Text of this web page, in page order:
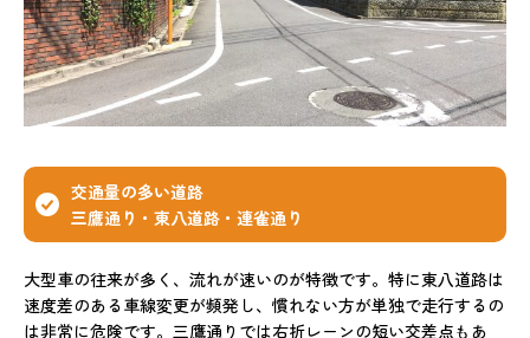
交通量の多い道路
三鷹通り・東八道路・連雀通り
大型車の往来が多く、流れが速いのが特徴です。特に東八道路は
速度差のある車線変更が頻発し、慣れない方が単独で走行するの
は非常に危険です。三鷹通りでは右折レーンの短い交差点もあ